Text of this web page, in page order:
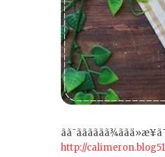
http://